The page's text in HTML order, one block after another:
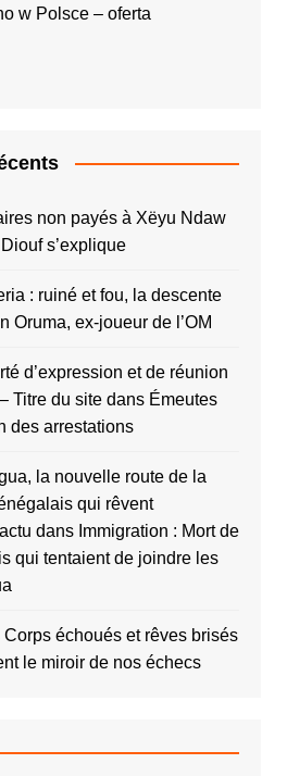
w Polsce – oferta
non payés à Xëyu Ndaw
s’explique
: ruiné et fou, la descente
Oruma, ex-joueur de l’OM
d’expression et de réunion
Titre du sitedans Émeutes
des arrestations
la nouvelle route de la
qui rêvent
dans Immigration : Mort de
qui tentaient de joindre les
Corps échoués et rêves brisés
le miroir de nos échecs